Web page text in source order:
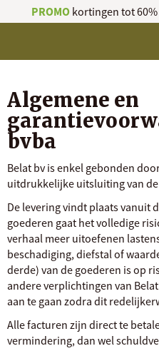
PROMO kortingen tot 60%
Algemene en
bvba
Belat bv is enkel gebonden
uitdrukkelijke uitsluiting van
De levering vindt plaats vanuit
goederen gaat het volledige
verhaal meer uitoefenen
beschadiging, diefstal of
derde) van de goederen is op
andere verplichtingen van
aan te gaan zodra dit
Alle facturen zijn direct te
vermindering, dan wel